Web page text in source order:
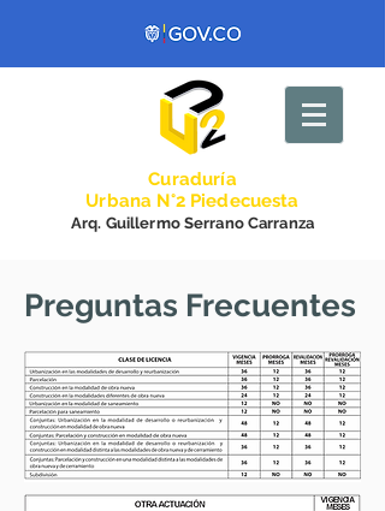
Curaduría
Urbana N°2 Piedecuesta
Arq. Guillermo Serrano Carranza
Preguntas Frecuentes